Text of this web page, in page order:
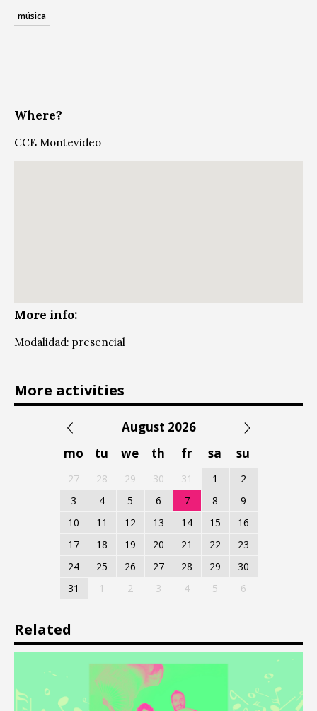
música
Where?
CCE Montevideo
More info:
Modalidad: presencial
More activities
August 2026
mo
tu we th fr sa su
27 28 29 30 31 1
2
3
4 5 6 7 8
9
10
11 12 13 14 15
16
17
18 19 20 21 22
23
24
25 26 27 28 29
30
31
1 2 3 4 5 6
Related